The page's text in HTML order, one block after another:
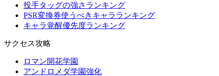
投手タッグの強さランキング
PSR変換券使うべきキャラランキング
キャラ覚醒優先度ランキング
サクセス攻略
ロマン開花学園
アンドロメダ学園強化